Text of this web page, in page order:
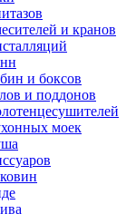
и кранов
и боксов
и поддонов
моек